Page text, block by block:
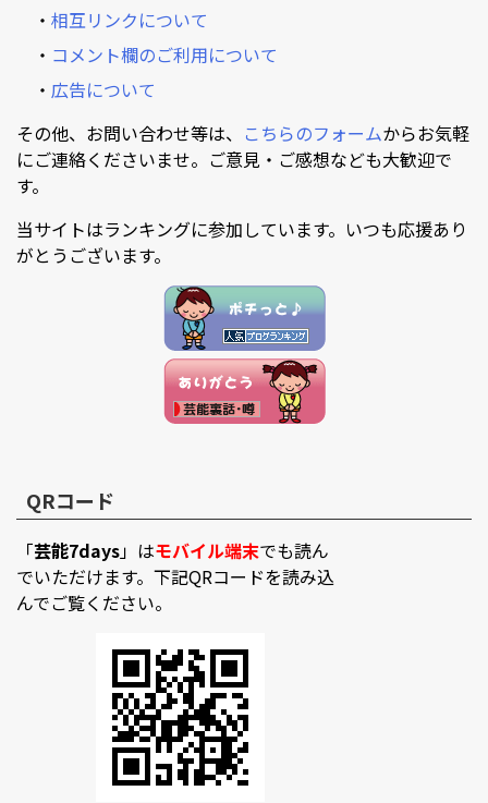
・ 相互リンクについて
・ コメント欄のご利用について
・ 広告について
その他、お問い合わせ等は、 こちらのフォームからお気軽
にご連絡くださいませ。ご意見・ご感想なども大歓迎で
す。
当サイトはランキングに参加しています。いつも応援あり
がとうございます。
QRコード
「芸能7days」はモバイル端末でも読ん
でいただけます。下記QRコードを読み込
んでご覧ください。